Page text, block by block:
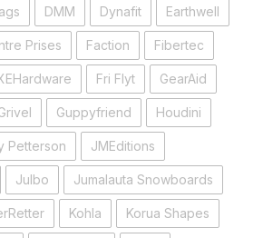
DMM Dynafit Earthwell
Prises Faction Fibertec
Fri Flyt GearAid
Guppyfriend Houdini
Petterson JMEditions
Julbo Jumalauta Snowboards
Kohla Korua Shapes